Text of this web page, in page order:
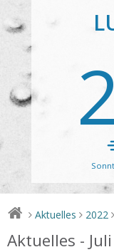
> Aktuelles > 2022 >
Aktuelles -